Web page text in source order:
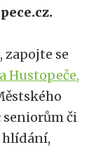
se
Hustopeče,
či
hlídání,